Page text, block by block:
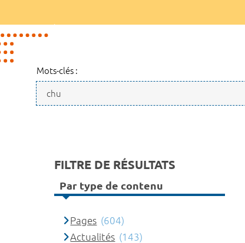
Mots-clés :
FILTRE DE RÉSULTATS
Par type de contenu
Pages (604)
Actualités (143)